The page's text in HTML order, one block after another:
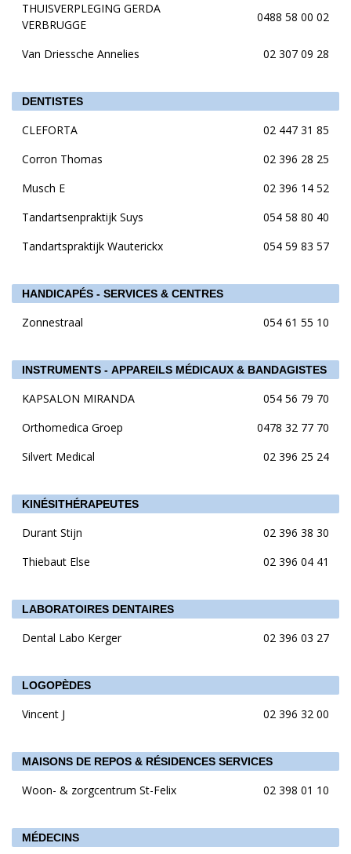
THUISVERPLEGING GERDA
VERBRUGGE
0488 58 00 02
Van Driessche Annelies 02 307 09 28
DENTISTES
CLEFORTA
02 447 31 85
Corron Thomas
02 396 28 25
Musch E
02 396 14 52
Tandartsenpraktijk Suys
054 58 80 40
Tandartspraktijk Wauterickx
054 59 83 57
HANDICAPÉS - SERVICES & CENTRES
Zonnestraal 054 61 55 10
INSTRUMENTS - APPAREILS MÉDICAUX & BANDAGISTES
KAPSALON MIRANDA
054 56 79 70
Orthomedica Groep
0478 32 77 70
Silvert Medical
02 396 25 24
KINÉSITHÉRAPEUTES
Durant Stijn
02 396 38 30
Thiebaut Else
02 396 04 41
LABORATOIRES DENTAIRES
Dental Labo Kerger 02 396 03 27
LOGOPÈDES
Vincent J 02 396 32 00
MAISONS DE REPOS & RÉSIDENCES SERVICES
Woon- & zorgcentrum St-Felix 02 398 01 10
MÉDECINS